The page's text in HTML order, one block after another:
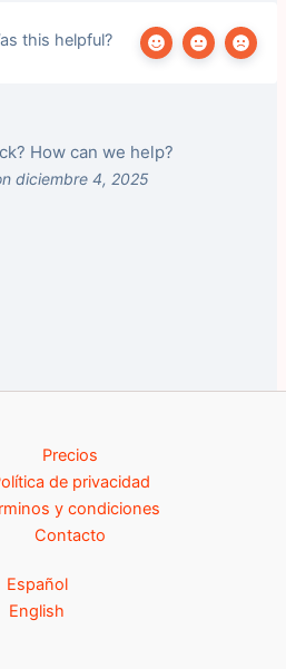
this helpful?
How can we help?
diciembre 4, 2025
Precios
de privacidad
y condiciones
Contacto
Español
English